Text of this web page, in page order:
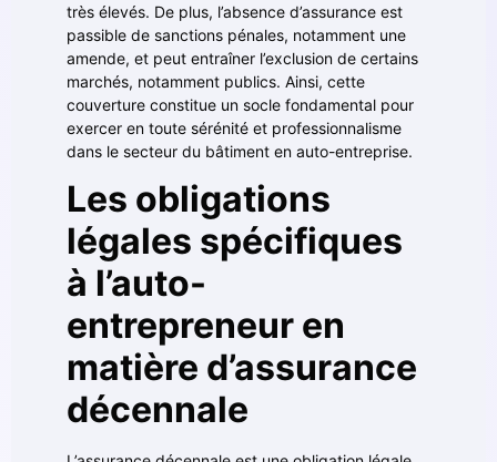
très élevés. De plus, l’absence d’assurance est
passible de sanctions pénales, notamment une
amende, et peut entraîner l’exclusion de certains
marchés, notamment publics. Ainsi, cette
couverture constitue un socle fondamental pour
exercer en toute sérénité et professionnalisme
dans le secteur du bâtiment en auto-entreprise.
Les obligations
légales spécifiques
à l’auto-
entrepreneur en
matière d’assurance
décennale